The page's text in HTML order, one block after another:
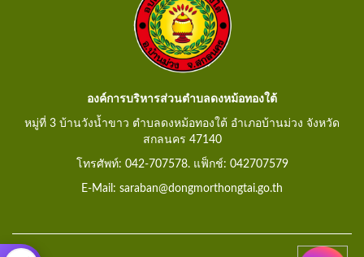
องค์การบริหารส่วนตำบลดงหม้อทองใต้
หมู่ที่ 3 บ้านวังน้ำขาว ตำบลดงหม้อทองใต้ อำเภอบ้านม่วง จังหวัด
สกลนคร 47140
โทรศัพท์: 042-707578. แฟ็กช์: 042707579
E-Mail: saraban@dongmorthongtai.go.th